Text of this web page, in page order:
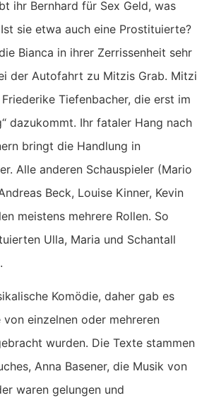
ihr Bernhard für Sex Geld, was
sie etwa auch eine Prostituierte?
Bianca in ihrer Zerrissenheit sehr
der Autofahrt zu Mitzis Grab. Mitzi
Tiefenbacher, die erst im
dazukommt. Ihr fataler Hang nach
bringt die Handlung in
Alle anderen Schauspieler (Mario
Beck, Louise Kinner, Kevin
meistens mehrere Rollen. So
Ulla, Maria und Schantall
Komödie, daher gab es
einzelnen oder mehreren
wurden. Die Texte stammen
Anna Basener, die Musik von
waren gelungen und